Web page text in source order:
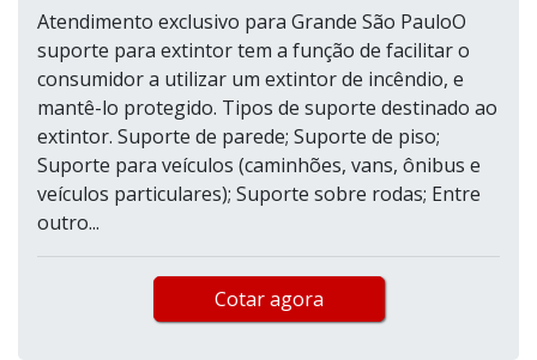
Atendimento exclusivo para Grande São PauloO
suporte para extintor tem a função de facilitar o
consumidor a utilizar um extintor de incêndio, e
mantê-lo protegido. Tipos de suporte destinado ao
extintor. Suporte de parede; Suporte de piso;
Suporte para veículos (caminhões, vans, ônibus e
veículos particulares); Suporte sobre rodas; Entre
outro...
Cotar agora